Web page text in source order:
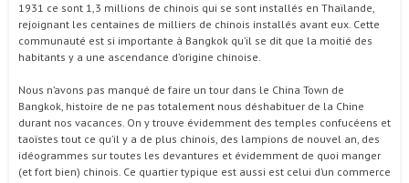
1931 ce sont 1,3 millions de chinois qui se sont installés en Thaïlande,
rejoignant les centaines de milliers de chinois installés avant eux. Cette
communauté est si importante à Bangkok qu’il se dit que la moitié des
habitants y a une ascendance d’origine chinoise.
Nous n’avons pas manqué de faire un tour dans le China Town de
Bangkok, histoire de ne pas totalement nous déshabituer de la Chine
durant nos vacances. On y trouve évidemment des temples confucéens et
taoïstes tout ce qu’il y a de plus chinois, des lampions de nouvel an, des
idéogrammes sur toutes les devantures et évidemment de quoi manger
(et fort bien) chinois. Ce quartier typique est aussi est celui d’un commerce